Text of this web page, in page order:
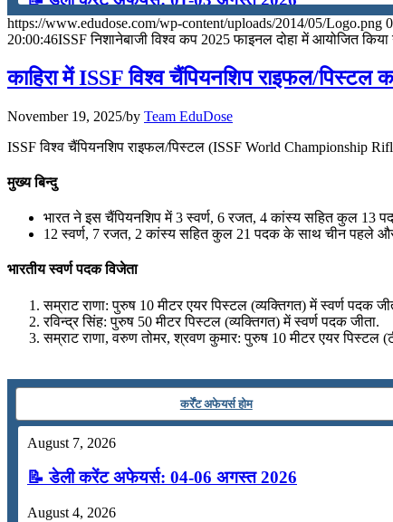
July 31, 2026
📝 डेली करेंट अफेयर्स: 28-31 जुलाई 2026
📝 डेली करेंट अफेयर्स: 25-27 जुलाई 2026
July 25, 2026
📝 डेली करेंट अफेयर्स: 22-24 जुलाई 2026
July 22, 2026
📝 डेली करेंट अफेयर्स: 19-21 जुलाई 2026
July 19, 2026
📝 डेली करेंट अफेयर्स: 16-18 जुलाई 2026
https://www.edudose.com/wp-content/uploads/2014/05/Logo.png 0
20:00:46ISSF निशानेबाजी विश्व कप 2025 फाइनल दोहा में आयोजित किया
काहिरा में ISSF विश्व चैंपियनशिप राइफल/
November 19, 2025/by Team EduDose
ISSF विश्व चैंपियनशिप राइफल/पिस्टल (ISSF World Championship
मुख्य बिन्दु
भारत ने इस चैंपियनशिप में 3 स्वर्ण, 6 रजत, 4 कांस्य सहित कुल 13
12 स्वर्ण, 7 रजत, 2 कांस्य सहित कुल 21 पदक के साथ चीन पहले
भारतीय स्वर्ण पदक विजेता
सम्राट राणा: पुरुष 10 मीटर एयर पिस्टल (व्यक्तिगत) में स्वर्ण पदक
रविन्द्र सिंह: पुरुष 50 मीटर पिस्टल (व्यक्तिगत) में स्वर्ण पदक जीता.
सम्राट राणा, वरुण तोमर, श्रवण कुमार: पुरुष 10 मीटर एयर पिस्टल
कर्रेंट अफेयर्स होम
August 7, 2026
📝 डेली करेंट अफेयर्स: 04-06 अगस्त 2026
August 4, 2026